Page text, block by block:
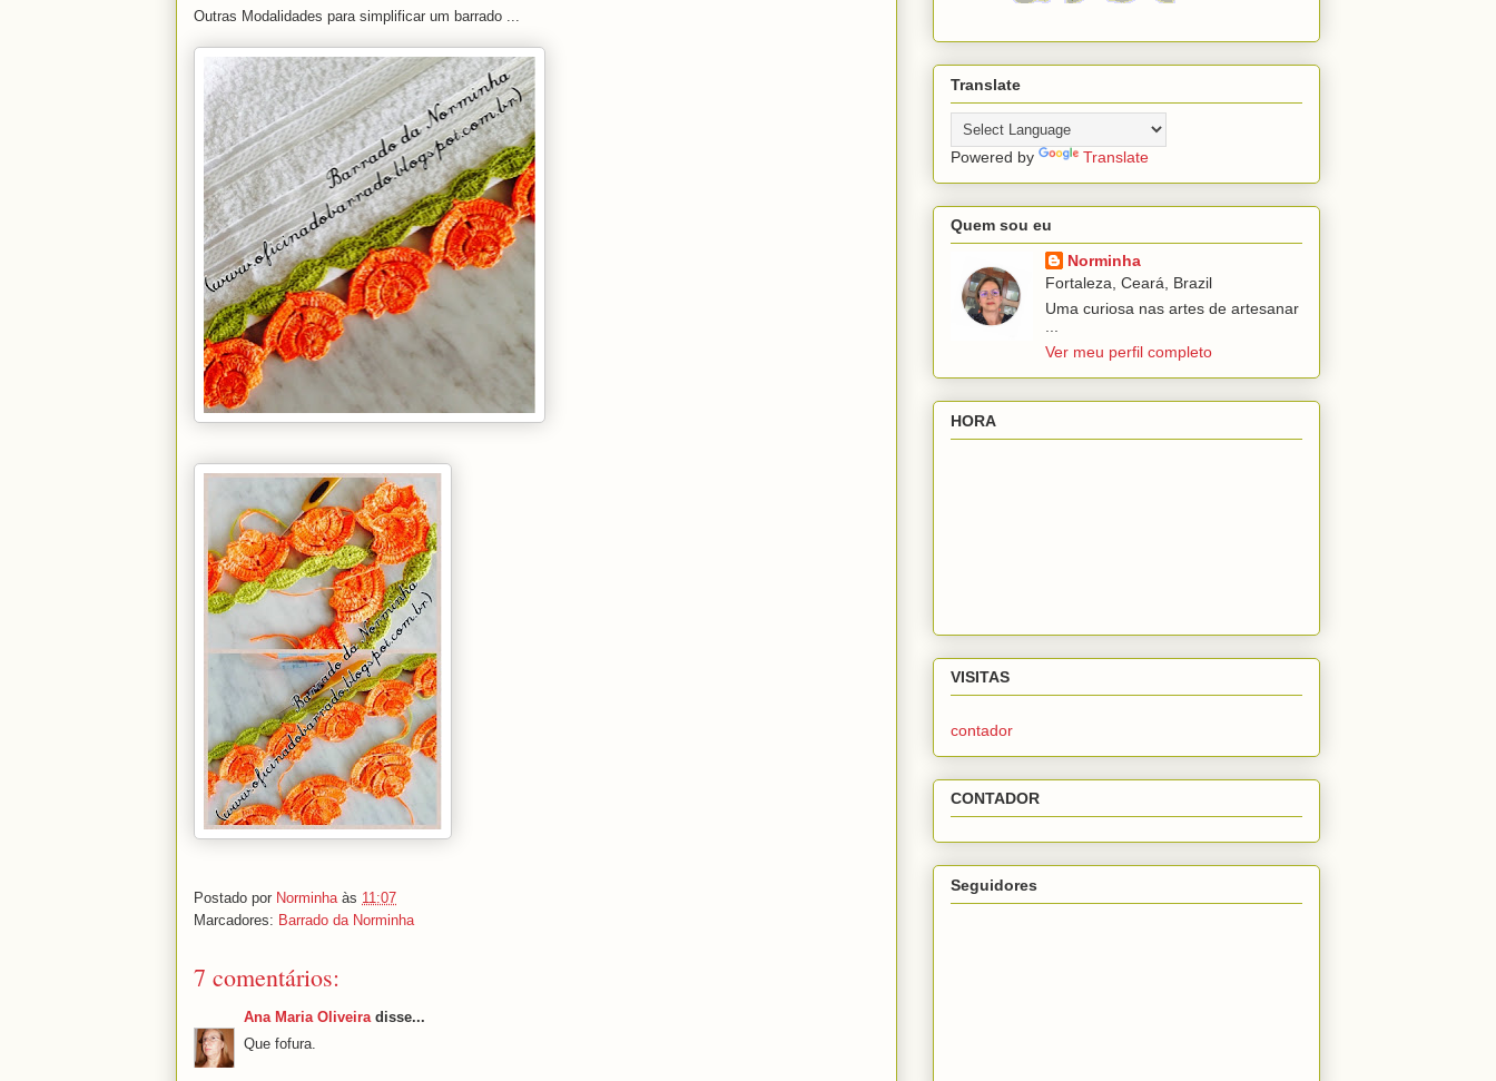
Outras Modalidades para simplificar um barrado ...
Postado por Norminha às 11:07
Marcadores: Barrado da Norminha
7 comentários:
Ana Maria Oliveira disse...
Que fofura.
Translate
Powered by Translate
Quem sou eu
Norminha
Fortaleza, Ceará, Brazil
Uma curiosa nas artes de artesanar
Ver meu perfil completo
HORA
VISITAS
contador
CONTADOR
Seguidores